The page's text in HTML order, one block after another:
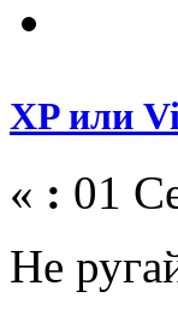
XP или
« : 01
Не